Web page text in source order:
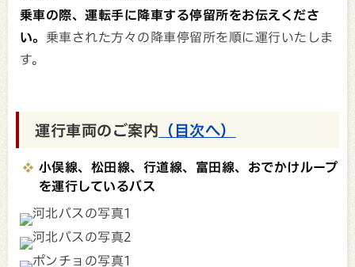
乗車の際、運転手に降車する停留所をお伝えくださ
い。 乗車された方々の降車停留所を順に運行いたしま
す。
運行車両のご案内 （目次へ）
小俣線、松田線、行道線、富田線、おでかけループ
を運行しているバス